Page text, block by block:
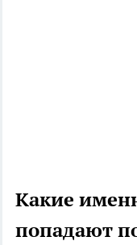
Какие
попадают